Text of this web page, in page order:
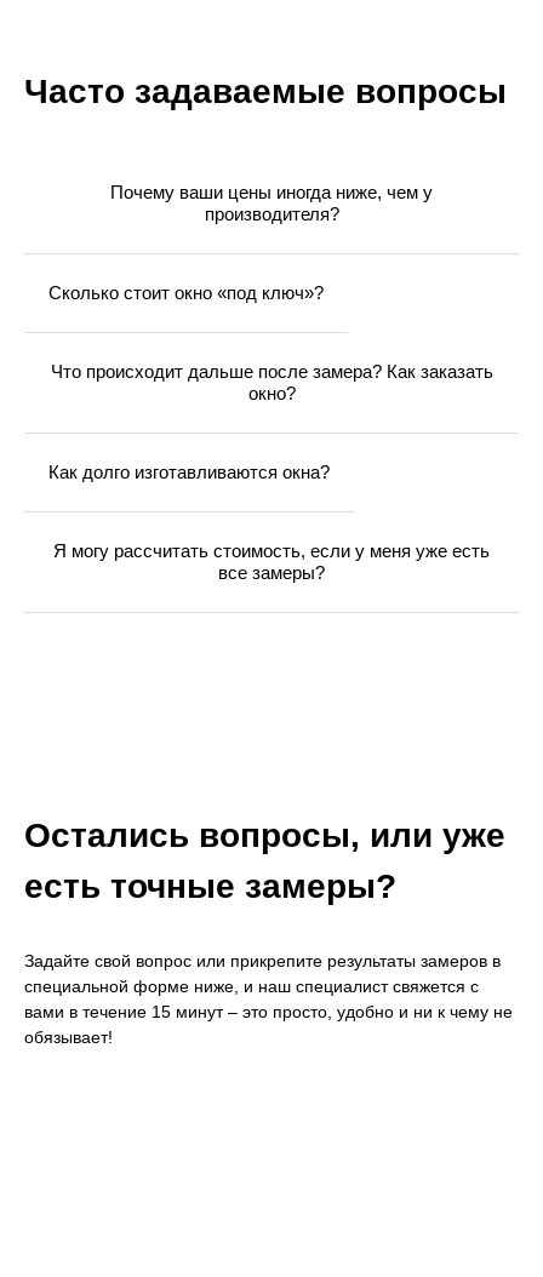
Часто задаваемые вопросы
Почему ваши цены иногда ниже, чем у
производителя?
Сколько стоит окно «под ключ»?
Что происходит дальше после замера? Как заказать
окно?
Как долго изготавливаются окна?
Я могу рассчитать стоимость, если у меня уже есть
все замеры?
Остались вопросы, или уже
есть точные замеры?
Задайте свой вопрос или прикрепите результаты замеров в
специальной форме ниже, и наш специалист свяжется с
вами в течение 15 минут – это просто, удобно и ни к чему не
обязывает!